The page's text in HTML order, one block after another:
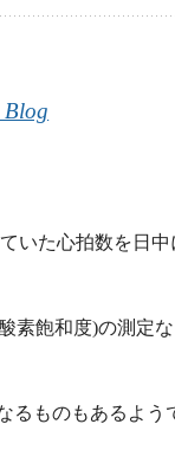
Blog
いた心拍数を日
素飽和度)の測定
るものもあるよう